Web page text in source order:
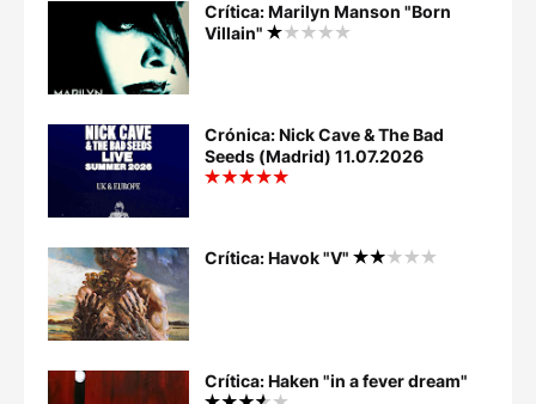
Crítica: Marilyn Manson "Born
Villain"
Crónica: Nick Cave & The Bad
Seeds (Madrid) 11.07.2026
Crítica: Havok "V"
Crítica: Haken "in a fever dream"